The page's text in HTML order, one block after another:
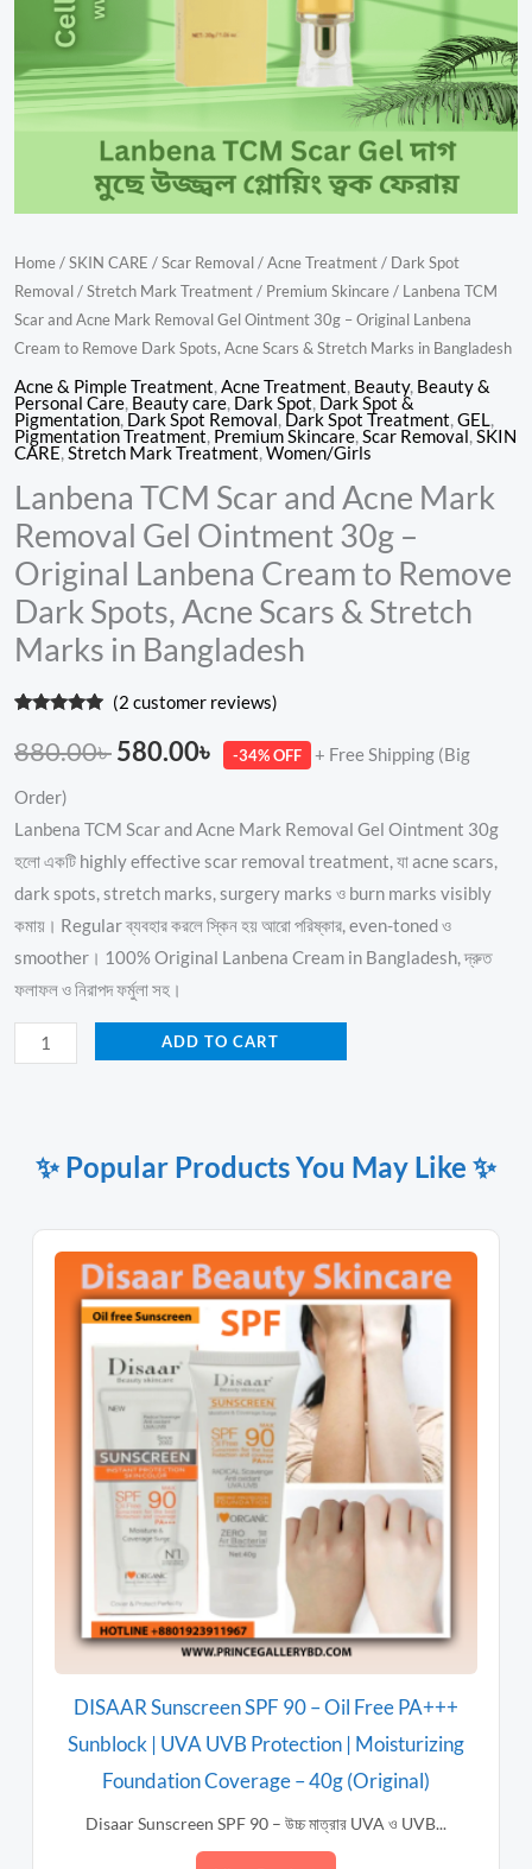
Home/SKIN CARE /Scar Removal/Acne Treatment/ Dark Spot
Removal/Stretch Mark Treatment/ Premium Skincare/ Lanbena TCM
Scar and Acne Mark Removal Gel Ointment 30g – Original Lanbena
Cream to Remove Dark Spots, Acne Scars & Stretch Marks in Bangladesh
Acne & Pimple Treatment,Acne Treatment, Beauty, Beauty &
Personal Care, Beauty care, Dark Spot, Dark Spot &
Pigmentation, Dark Spot Removal, Dark Spot Treatment,GEL,
Pigmentation Treatment, Premium Skincare,Scar Removal,SKIN
CARE,Stretch Mark Treatment,Women/Girls
Lanbena TCM Scar and Acne Mark
Removal Gel Ointment 30g –
Original Lanbena Cream to Remove
Dark Spots, Acne Scars & Stretch
Marks in Bangladesh
out of 5
based on
ratings
(2 customer reviews)
880.00৳580.00৳ -34% OFF + Free Shipping (Big
Order)
Lanbena TCM Scar and Acne Mark Removal Gel Ointment 30g
হলো একটি highly effective scar removal treatment, যা acne scars,
dark spots, stretch marks, surgery marks ও burn marks visibly
কমায়। Regular ব্যবহার করলে স্কিন হয় আরো পরিষ্কার, even-toned ও
smoother। 100% Original Lanbena Cream in Bangladesh, দ্রুত
ফলাফল ও নিরাপদ ফর্মুলা সহ।
Original
Lanbena
Spots,
Acne
Stretch
Marks
in
Bangladesh
quantity
ADD TO CART
✨ Popular Products You May Like ✨
La Roche-Posay Anthelios UVMune 400
Sunscreen Bangladesh – ত্বকের সর্বোচ্চ সুরক্ষা !
La Roche-Posay Anthelios UVMune 400 SPF50
Sunscreen – আপনার ত্বককে...
Scars
Stretch
Marks
Bangladesh
quantity